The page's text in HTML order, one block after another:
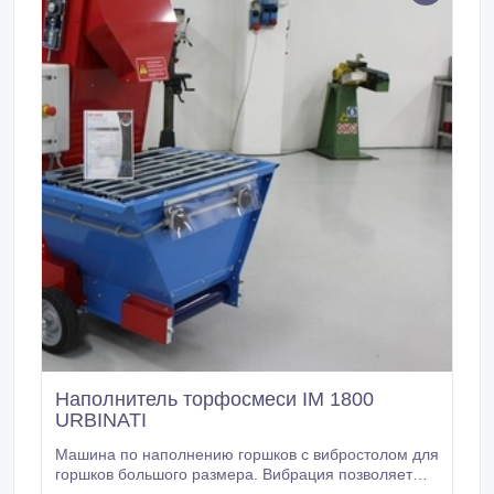
Наполнитель торфосмеси IM 1800
URBINATI
Машина по наполнению горшков с вибростолом для
горшков большого размера. Вибрация позволяет